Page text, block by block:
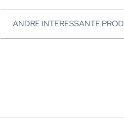
ANDRE INTERESSANTE